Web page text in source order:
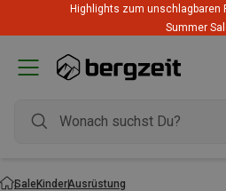
Highlights zum unschlagbaren
Summer
SaleKinderAusrüstung